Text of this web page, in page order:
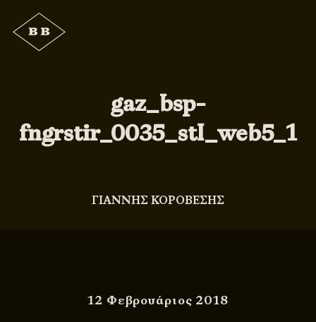
gaz_bsp-
fngrstir_0035_stl_web5_1
ΓΙΑΝΝΗΣ ΚΟΡΟΒΕΣΗΣ
12 Φεβρουάριος 2018